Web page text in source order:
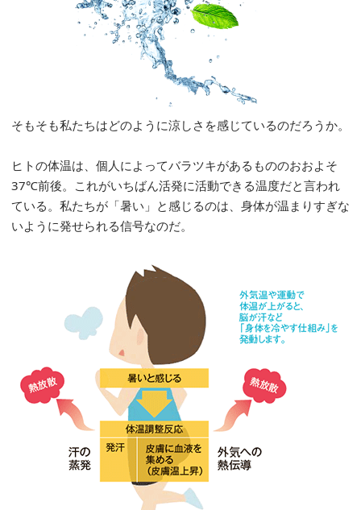
そもそも私たちはどのように涼しさを感じているのだろうか。
ヒトの体温は、個人によってバラツキがあるもののおおよそ
37℃前後。これがいちばん活発に活動できる温度だと言われ
ている。私たちが「暑い」と感じるのは、身体が温まりすぎな
いように発せられる信号なのだ。